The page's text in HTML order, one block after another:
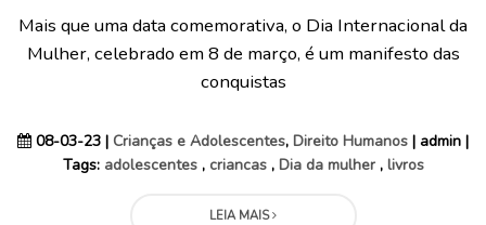
Mais que uma data comemorativa, o Dia Internacional da
Mulher, celebrado em 8 de março, é um manifesto das
conquistas
08-03-23 | Crianças e Adolescentes, Direito Humanos | admin |
Tags: adolescentes, criancas, Dia da mulher, livros
LEIA MAIS